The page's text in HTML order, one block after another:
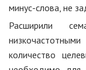
минус-слова, не
Расширили
количество